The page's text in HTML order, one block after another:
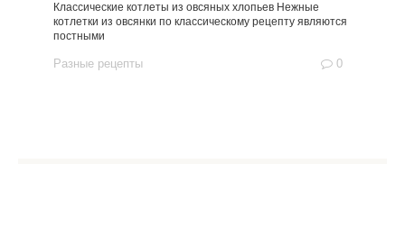
Классические котлеты из овсяных хлопьев Нежные
котлетки из овсянки по классическому рецепту являются
постными
Разные рецепты 0